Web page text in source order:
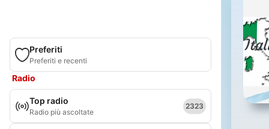
Preferiti
Preferiti e recenti
Radio
Top radio
Radio più ascoltate
2323